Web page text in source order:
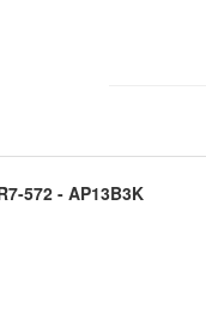
572 - AP13B3K